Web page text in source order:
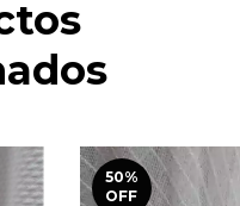
50%
OFF